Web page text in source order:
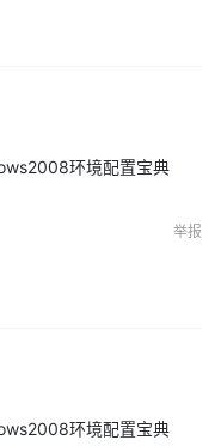
块映射内容：“请求路
，“可执行文件”在解压
点击确定。
环境配置宝典
举报
环境配置宝典